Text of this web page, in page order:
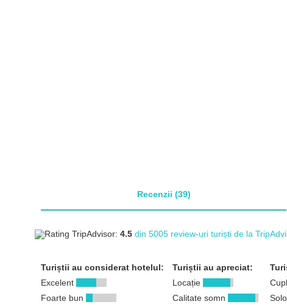
Recenzii (39)
Rating TripAdvisor: 4.5 din 5005 review-uri turiști de la
Turiștii au considerat hotelul:
Excelent
Foarte bun
Turiștii au apreciat:
Locație
Calitate somn
Solo